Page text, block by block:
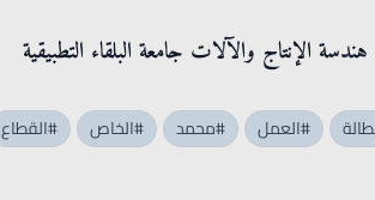
الإنتاج والآلات جامعة البلقاء التطبيقية
#العمل #محمد #الخاص #القطاع